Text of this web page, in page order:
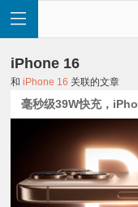
页
iPhone 16
和iPhone 16 关联的文章